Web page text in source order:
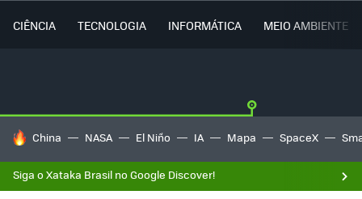
CIÊNCIA TECNOLOGIA INFORMÁTICA MEIO AMBIENTE
TENDÊNCIAS DO DIA
China NASA El Niño IA Mapa SpaceX
Siga o Xataka Brasil no Google Discover!